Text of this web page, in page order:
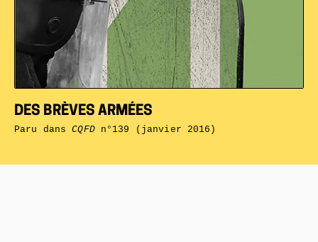
DES BRÈVES ARMÉES
Paru dansCQFDn°139 (janvier 2016)